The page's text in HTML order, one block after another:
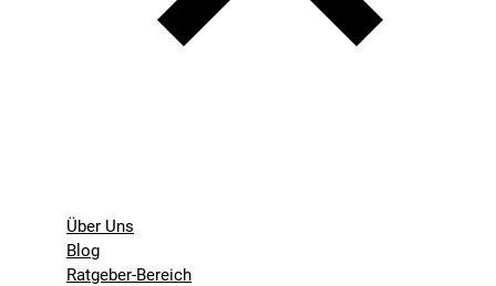
Über Uns
Blog
Ratgeber-Bereich